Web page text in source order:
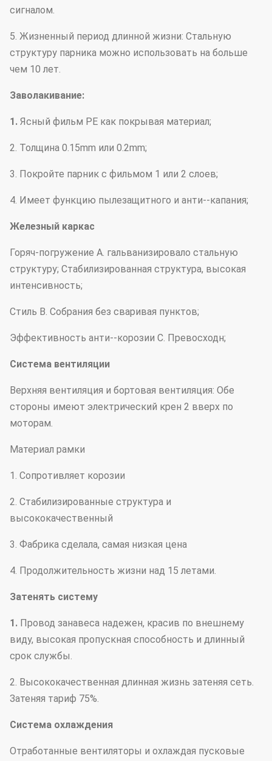
сигналом.
5. Жизненный период длинной жизни: Стальную
структуру парника можно использовать на больше
чем 10 лет.
Заволакивание:
1. Ясный фильм PE как покрывая материал;
2. Толщина 0.15mm или 0.2mm;
3. Покройте парник с фильмом 1 или 2 слоев;
4. Имеет функцию пылезащитного и анти--капания;
Железный каркас
Горяч-погружение A. гальванизировало стальную
структуру; Стабилизированная структура, высокая
интенсивность;
Стиль B. Собрания без сваривая пунктов;
Эффективность анти--корозии C. Превосходн;
Система вентиляции
Верхняя вентиляция и бортовая вентиляция: Обе
стороны имеют электрический крен 2 вверх по
моторам.
Материал рамки
1. Сопротивляет корозии
2. Стабилизированные структура и
высококачественный
3. Фабрика сделала, самая низкая цена
4. Продолжительность жизни над 15 летами.
Затенять систему
1. Провод занавеса надежен, красив по внешнему
виду, высокая пропускная способность и длинный
срок службы.
2. Высококачественная длинная жизнь затеняя сеть.
Затеняя тариф 75%.
Система охлаждения
Отработанные вентиляторы и охлаждая пусковые